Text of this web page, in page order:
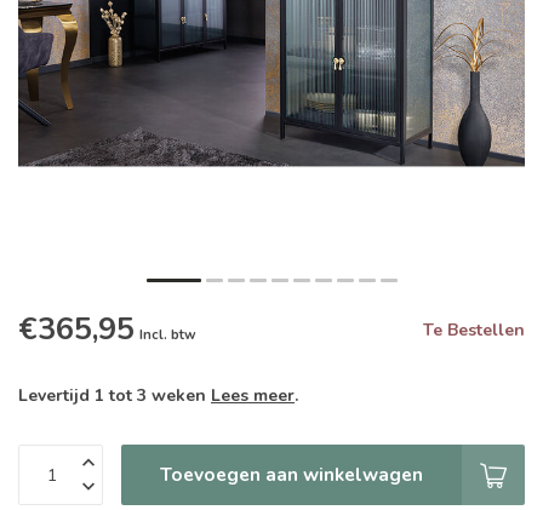
€365,95 Incl. btw Te Bestellen
Levertijd 1 tot 3 weken Lees meer.
Toevoegen aan winkelwagen